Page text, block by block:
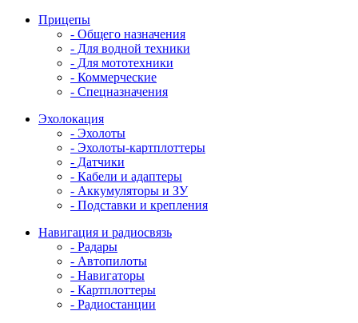
Прицепы
- Общего назначения
- Для водной техники
- Для мототехники
- Коммерческие
- Спецназначения
Эхолокация
- Эхолоты
- Эхолоты-картплоттеры
- Датчики
- Кабели и адаптеры
- Аккумуляторы и ЗУ
- Подставки и крепления
Навигация и радиосвязь
- Радары
- Автопилоты
- Навигаторы
- Картплоттеры
- Радиостанции